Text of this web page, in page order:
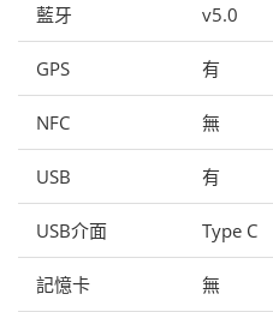
藍牙 v5.0
GPS 有
NFC 無
USB 有
USB介面 Type C
記憶卡 無